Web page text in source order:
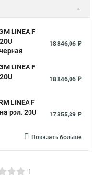
LINEA F
18 846,06 ₽
LINEA F
18 846,06 ₽
LINEA F
рол. 20U
17 355,39 ₽
Показать больше
1